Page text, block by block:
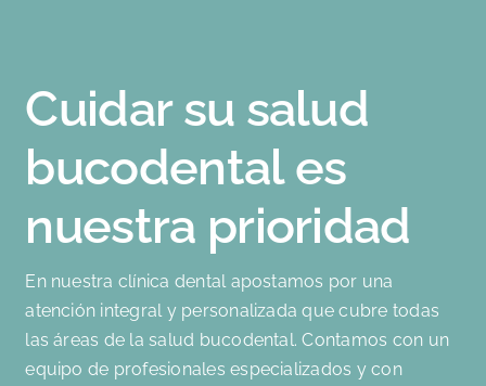
Cuidar su salud
bucodental es
nuestra prioridad
En nuestra clínica dental apostamos por una
atención integral y personalizada que cubre todas
las áreas de la salud bucodental. Contamos con un
equipo de profesionales especializados y con